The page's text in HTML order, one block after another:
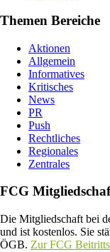
Themen Bereiche
Aktionen
Allgemein
Informatives
Kritisches
News
PR
Push
Rechtliches
Regionales
Zentrales
FCG
Die Mitgliedschaft bei
und ist kostenlos. Sie
ÖGB. Zur FCG